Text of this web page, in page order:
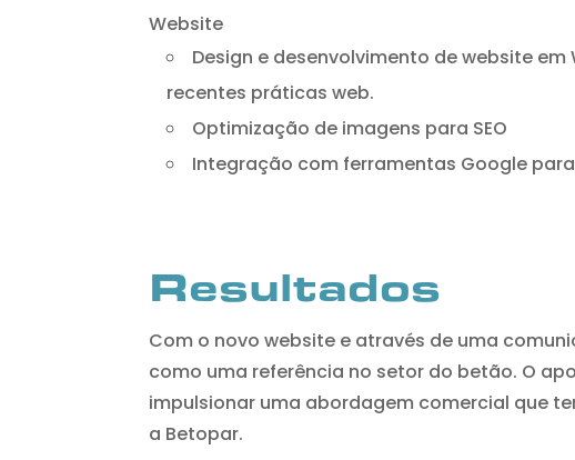
Website
Design e desenvolvimento de website
recentes práticas web.
Optimização de imagens para SEO
Integração com ferramentas Google
Resultados
Com o novo website e através de uma
como uma referência no setor do betão. O
impulsionar uma abordagem comercial que
a Betopar.